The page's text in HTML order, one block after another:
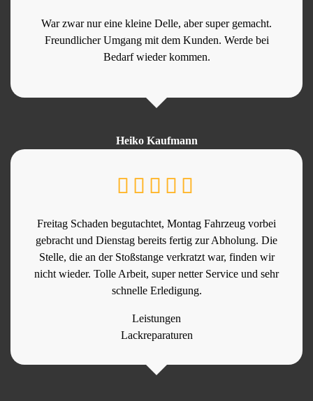
War zwar nur eine kleine Delle, aber super gemacht.
Freundlicher Umgang mit dem Kunden. Werde bei
Bedarf wieder kommen.
Heiko Kaufmann
Freitag Schaden begutachtet, Montag Fahrzeug vorbei
gebracht und Dienstag bereits fertig zur Abholung. Die
Stelle, die an der Stoßstange verkratzt war, finden wir
nicht wieder. Tolle Arbeit, super netter Service und sehr
schnelle Erledigung.
Leistungen
Lackreparaturen